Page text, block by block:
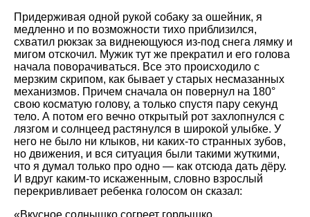
Придерживая одной рукой собаку за ошейник, я
медленно и по возможности тихо приблизился,
схватил рюкзак за виднеющуюся из-под снега лямку и
мигом отскочил. Мужик тут же прекратил и его голова
начала поворачиваться. Все это происходило с
мерзким скрипом, как бывает у старых несмазанных
механизмов. Причем сначала он повернул на 180°
свою косматую голову, а только спустя пару секунд
тело. А потом его вечно открытый рот захлопнулся с
лязгом и солнцеед растянулся в широкой улыбке. У
него не было ни клыков, ни каких-то странных зубов,
но движения, и вся ситуация были такими жуткими,
что я думал только про одно — как отсюда дать дёру.
И вдруг каким-то искаженным, словно взрослый
перекривливает ребенка голосом он сказал:
«Вкусное солнышко согреет горлышко,